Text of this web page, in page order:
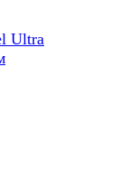
Ultra